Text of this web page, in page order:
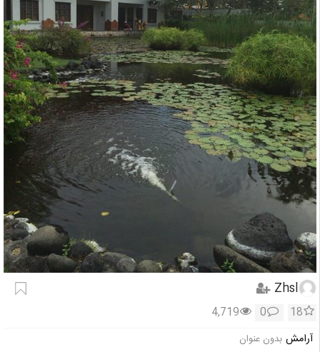
Zhsl
18
0
4,719
آرامش بدون عنوان